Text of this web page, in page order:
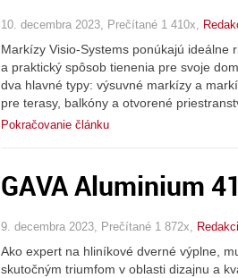
10. decembra 2023, Prečítané 1 410x,
Markízy Visio-Systems ponúkajú
a praktický spôsob tienenia pre svoje
dva hlavné typy: výsuvné markízy a
pre terasy, balkóny a otvorené
Pokračovanie článku
GAVA Aluminium
9. decembra 2023, Prečítané 1 872x,
Ako expert na hliníkové dverné výplne,
skutočným triumfom v oblasti dizajnu a